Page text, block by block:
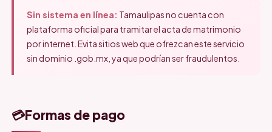
Sin sistema en línea: Tamaulipas no cuenta con
plataforma oficial para tramitar el acta de matrimonio
por internet. Evita sitios web que ofrezcan este servicio
sin dominio .gob.mx, ya que podrían ser fraudulentos.
💳Formas de pago